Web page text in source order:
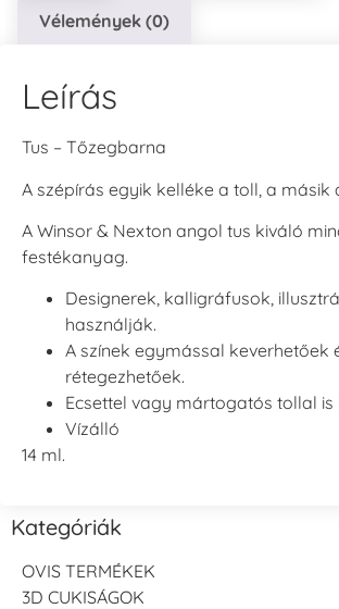
Vélemények (0)
Leírás
Tus – Tőzegbarna
A szépírás egyik kelléke a toll, a másik
A Winsor & Nexton angol tus kiváló
festékanyag.
Designerek, kalligráfusok,
használják.
A színek egymással keverhetőek
rétegezhetőek.
Ecsettel vagy mártogatós tollal is
Vízálló
14 ml.
Kategóriák
OVIS TERMÉKEK
3D CUKISÁGOK